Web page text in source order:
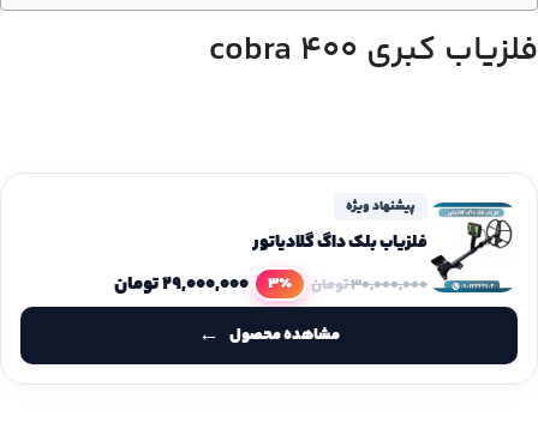
فلزیاب کبری ۴۰۰ cobra
پیشنهاد ویژه
فلزیاب بلک داگ گلادیاتور
۳۰,۰۰۰,۰۰۰تومان 3٪ ۲۹,۰۰۰,۰۰۰تومان
مشاهده محصول